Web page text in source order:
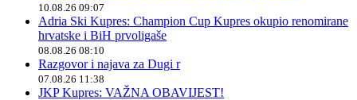
10.08.26 09:07
Adria Ski Kupres: Champion Cup Kupres okupio renomirane
hrvatske i BiH prvoligaše
08.08.26 08:10
Razgovor i najava za Dugi r
07.08.26 11:38
JKP Kupres: VAŽNA OBAVIJEST!